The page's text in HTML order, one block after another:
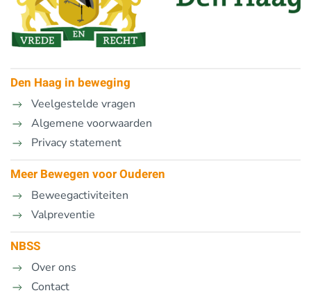
Den Haag in beweging
Veelgestelde vragen
Algemene voorwaarden
Privacy statement
Meer Bewegen voor Ouderen
Beweegactiviteiten
Valpreventie
NBSS
Over ons
Contact